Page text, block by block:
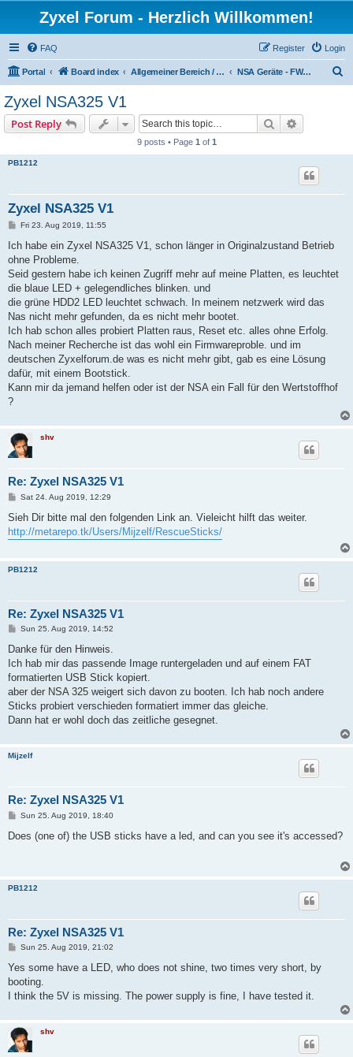
Zyxel Forum - Herzlich Willkommen!
FAQ Login
Register
Portal Board index Allgemeiner Bereich / Common Area NSA Geräte - FW4 Geräte / NSA devices - FW4 devices
Zyxel NSA325 V1
Post Reply Search
9 posts • Page 1 of 1
PB1212
Zyxel NSA325 V1
P
s
Fri 23. Aug 2019, 11:55
Ich habe ein Zyxel NSA325 V1, schon länger in Originalzustand Betrieb
ohne Probleme.
Seid gestern habe ich keinen Zugriff mehr auf meine Platten, es leuchtet
die blaue LED + gelegendliches blinken. und
die grüne HDD2 LED leuchtet schwach. In meinem netzwerk wird das
Nas nicht mehr gefunden, da es nicht mehr bootet.
Ich hab schon alles probiert Platten raus, Reset etc. alles ohne Erfolg.
Nach meiner Recherche ist das wohl ein Firmwareproble. und im
deutschen Zyxelforum.de was es nicht mehr gibt, gab es eine Lösung
dafür, mit einem Bootstick.
Kann mir da jemand helfen oder ist der NSA ein Fall für den Wertstoffhof
?
shv
Re: Zyxel NSA325 V1
P
s
Sat 24. Aug 2019, 12:29
Sieh Dir bitte mal den folgenden Link an. Vieleicht hilft das weiter.
http://metarepo.tk/Users/Mijzelf/RescueSticks/
PB1212
Re: Zyxel NSA325 V1
P
s
Sun 25. Aug 2019, 14:52
Danke für den Hinweis.
Ich hab mir das passende Image runtergeladen und auf einem FAT
formatierten USB Stick kopiert.
aber der NSA 325 weigert sich davon zu booten. Ich hab noch andere
Sticks probiert verschieden formatiert immer das gleiche.
Dann hat er wohl doch das zeitliche gesegnet.
Mijzelf
Re: Zyxel NSA325 V1
P
s
Sun 25. Aug 2019, 18:40
Does (one of) the USB sticks have a led, and can you see it's accessed?
PB1212
Re: Zyxel NSA325 V1
P
s
Sun 25. Aug 2019, 21:02
Yes some have a LED, who does not shine, two times very short, by
booting.
I think the 5V is missing. The power supply is fine, I have tested it.
shv